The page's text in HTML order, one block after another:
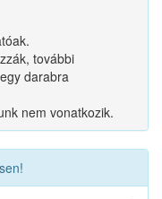
további
darabra
nem vonatkozik.